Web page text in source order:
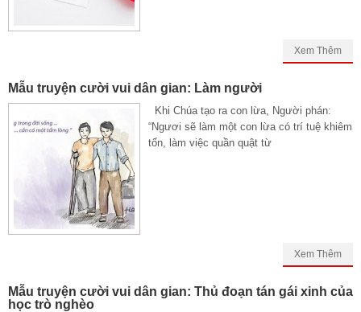
Xem Thêm
Mẫu truyện cười vui dân gian: Làm người
Khi Chúa tạo ra con lừa, Người phán:
“Ngươi sẽ làm một con lừa có trí tuệ khiêm
tốn, làm việc quần quật từ
Xem Thêm
Mẫu truyện cười vui dân gian: Thủ đoạn tán gái xinh của
học trò nghèo